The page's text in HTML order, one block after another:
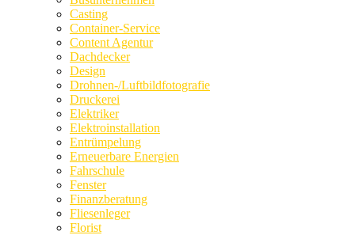
Casting
Container-Service
Content Agentur
Dachdecker
Design
Drohnen-/Luftbildfotografie
Druckerei
Elektriker
Elektroinstallation
Entrümpelung
Erneuerbare Energien
Fahrschule
Fenster
Finanzberatung
Fliesenleger
Florist